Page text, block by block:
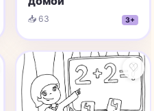
📥 63 3+
♡